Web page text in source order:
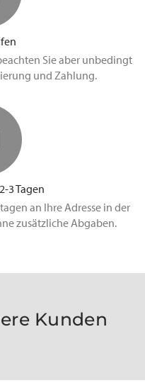
Sie aber unbedingt
und Zahlung.
3 Tagen
an Ihre Adresse in der
zusätzliche Abgaben.
Kunden